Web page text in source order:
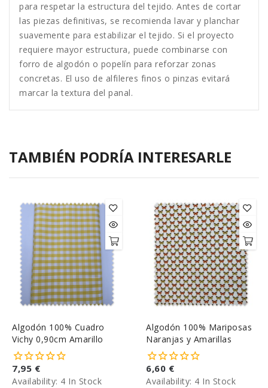
para respetar la estructura del tejido. Antes de cortar
las piezas definitivas, se recomienda lavar y planchar
suavemente para estabilizar el tejido. Si el proyecto
requiere mayor estructura, puede combinarse con
forro de algodón o popelín para reforzar zonas
concretas. El uso de alfileres finos o pinzas evitará
marcar la textura del panal.
TAMBIÉN PODRÍA INTERESARLE
Algodón 100% Cuadro
Vichy 0,90cm Amarillo
7,95 €
Availability: 4 In Stock
Algodón 100% Mariposas
Naranjas y Amarillas
6,60 €
Availability: 4 In Stock